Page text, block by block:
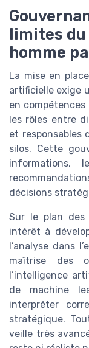
limites
homme
La mise en
artificielle exige
en
les rôles entre
et responsables
silos. Cette
informations,
décisions
Sur le plan des
intérêt à
l’analyse dans
maîtrise des
l’intelligence
de machine
interpréter
stratégique.
veille très